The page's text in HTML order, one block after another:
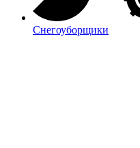
Снегоуборщики